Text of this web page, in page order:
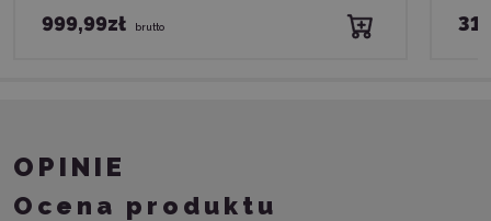
999,99zł brutto
OPINIE
Ocena produktu